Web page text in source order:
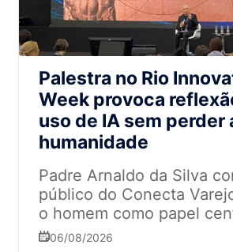
Palestra no Rio
Week provoca
uso de IA sem perder
humanidade
Padre Arnaldo da Silva
público do Conecta
o homem como papel
mundo tomado por
06/08/2026